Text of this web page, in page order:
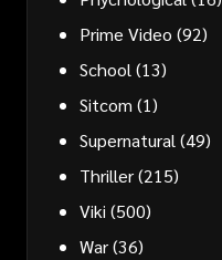
Prime Video (92)
School(13)
Sitcom (1)
Supernatural(49)
Thriller(215)
Viki (500)
War(36)